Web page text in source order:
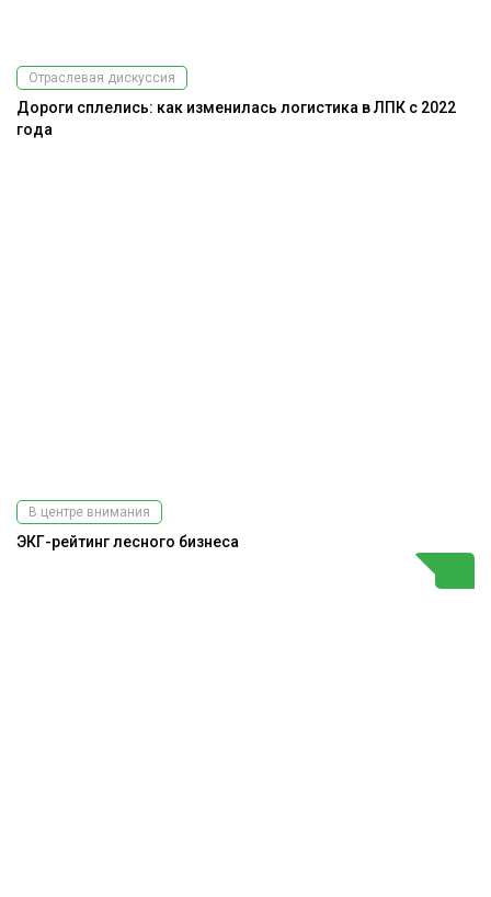
Отраслевая дискуссия
Дороги сплелись: как изменилась логистика в ЛПК с 2022
года
В центре внимания
ЭКГ-рейтинг лесного бизнеса